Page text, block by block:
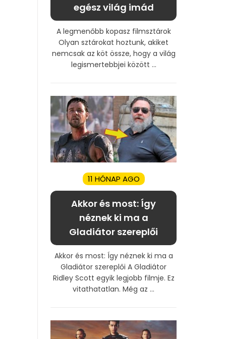
egész világ imád
A legmenőbb kopasz filmsztárok
Olyan sztárokat hoztunk, akiket
nemcsak az köt össze, hogy a világ
legismertebbjei között ...
11 HÓNAP AGO
Akkor és most: Így
néznek ki ma a
Gladiátor szereplői
Akkor és most: Így néznek ki ma a
Gladiátor szereplői A Gladiátor
Ridley Scott egyik legjobb filmje. Ez
vitathatatlan. Még az ...